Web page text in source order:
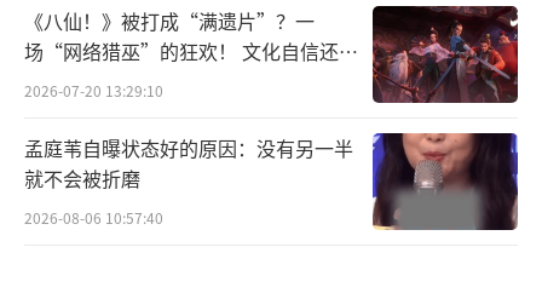
《八仙！》被打成“满遗片”？一
场“网络猎巫”的狂欢！ 文化自信还是
焦虑？
2026-07-20 13:29:10
孟庭苇自曝状态好的原因：没有另一半
就不会被折磨
2026-08-06 10:57:40